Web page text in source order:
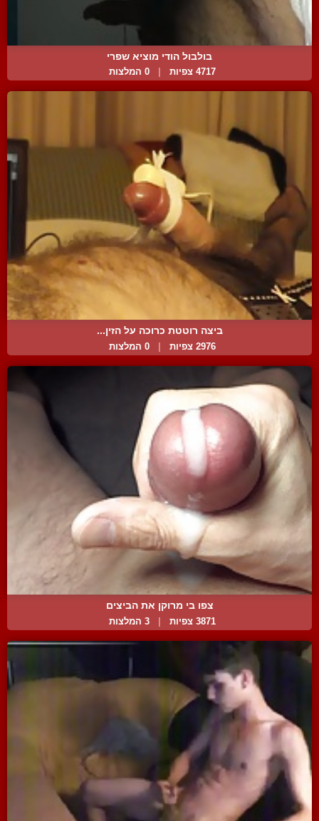
בולבול הודי מוציא שפרי
4717 צפיות 0 המלצות
ביצה רוטטת כרוכה על הזין...
2976 צפיות 0 המלצות
צפו בי מרוקן את הביצים
3871 צפיות 3 המלצות